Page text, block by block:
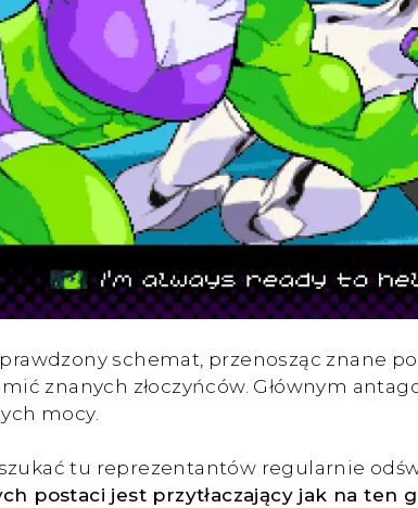
schemat, przenosząc znane
znanych złoczyńców. Głównym
mocy.
tu reprezentantów regularnie
postaci jest przytłaczający jak na ten